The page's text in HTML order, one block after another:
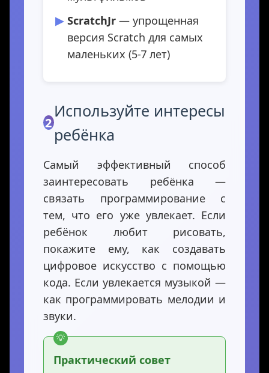
ScratchJr — упрощенная
версия Scratch для самых
маленьких (5-7 лет)
2
Используйте интересы
ребёнка
Самый эффективный способ
заинтересовать ребёнка —
связать программирование с
тем, что его уже увлекает. Если
ребёнок любит рисовать,
покажите ему, как создавать
цифровое искусство с помощью
кода. Если увлекается музыкой —
как программировать мелодии и
звуки.
Практический совет